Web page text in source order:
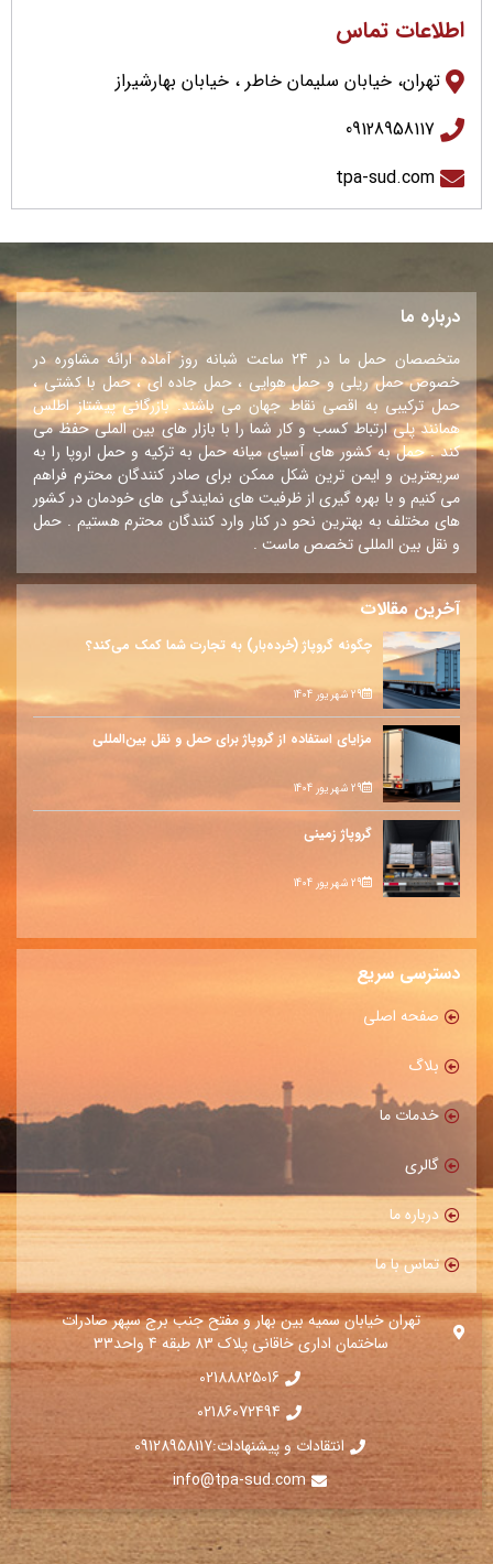
اطلاعات تماس
تهران، خیابان سلیمان خاطر ، خیابان بهارشیراز
09128958117⁩
tpa-sud.com
درباره ما
متخصصان حمل ما در 24 ساعت شبانه روز آماده ارائه مشاوره در
خصوص حمل ریلی و حمل هوایی ، حمل جاده ای ، حمل با کشتی ،
حمل ترکیبی به اقصی نقاط جهان می باشند. بازرگانی پیشتاز اطلس
همانند پلی ارتباط کسب و کار شما را با بازار های بین الملی حفظ می
کند . حمل به کشور های آسیای میانه حمل به ترکیه و حمل اروپا را به
سریعترین و ایمن ترین شکل ممکن برای صادر کنندگان محترم فراهم
می کنیم و با بهره گیری از ظرفیت های نمایندگی های خودمان در کشور
های مختلف به بهترین نحو در کنار وارد کنندگان محترم هستیم . حمل
و نقل بین المللی تخصص ماست .
آخرین مقالات
چگونه گروپاژ (خرده‌بار) به تجارت شما کمک می‌کند؟
29 شهریور 1404
مزایای استفاده از گروپاژ برای حمل و نقل بین‌المللی
29 شهریور 1404
گروپاژ زمینی
29 شهریور 1404
دسترسی سریع
صفحه اصلی
بلاگ
خدمات ما
گالری
درباره ما
تماس با ما
تهران خیابان سمیه بین بهار و مفتح جنب برج سپهر صادرات
ساختمان اداری خاقانی پلاک 83 طبقه 4 واحد33
02188825016
02186072494⁩
انتقادات و پیشنهادات:09128958117
info@tpa-sud.com